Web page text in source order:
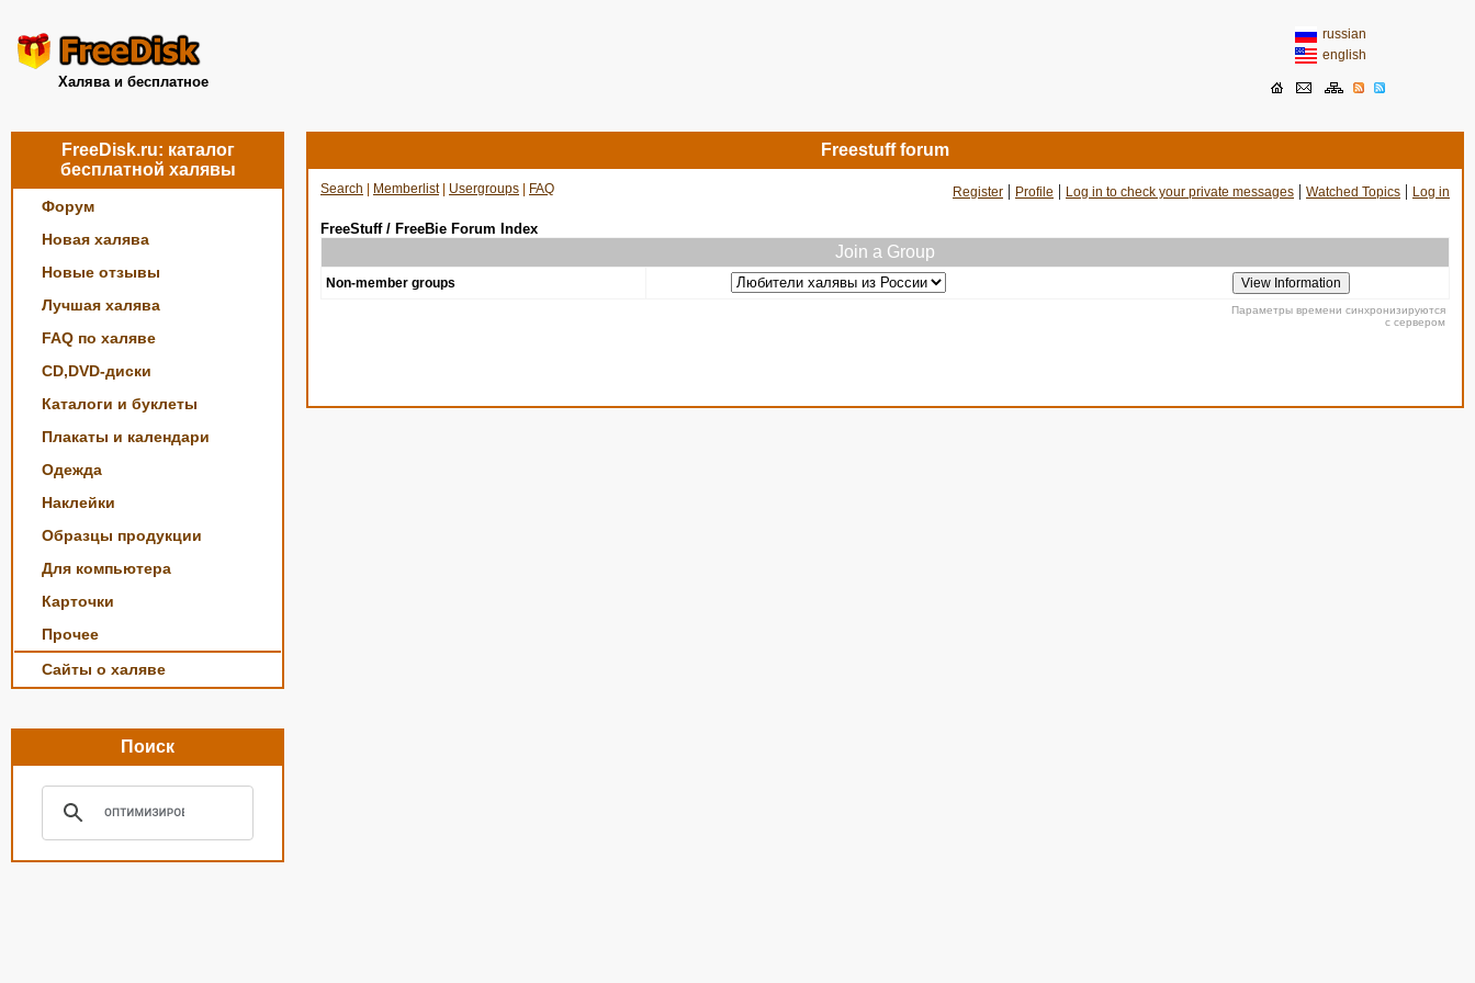
Халява и бесплатное
russian
english
FreeDisk.ru: каталог
бесплатной халявы
Форум
Новая халява
Новые отзывы
Лучшая халява
FAQ по халяве
CD,DVD-диски
Каталоги и буклеты
Плакаты и календари
Одежда
Наклейки
Образцы продукции
Для компьютера
Карточки
Прочее
Сайты о халяве
Поиск
Freestuff forum
Search Memberlist| Usergroups FAQ Register | Profile | Log in to check your private messages | Watched Topics | Log in
FreeStuff / FreeBie Forum Index
Join a Group
Non-member groups
Параметры времени синхронизируются
с сервером